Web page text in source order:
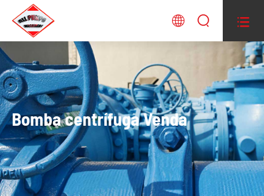
  
Bomba centrífuga Venda